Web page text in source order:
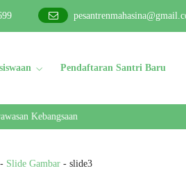
Pendaftaran Santri Baru
Kebangsaan
- Slide Gambar - slide3